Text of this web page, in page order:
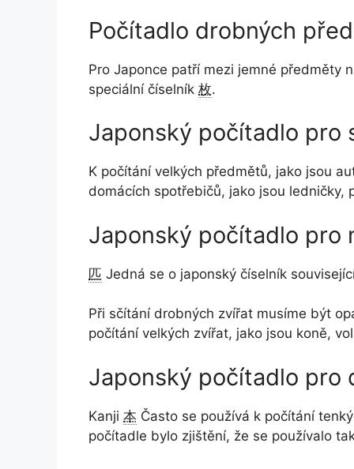
Počítadlo drobných
Pro Japonce patří mezi jemné předměty
speciální číselník 枚.
Japonský počítadlo pro
K počítání velkých předmětů, jako jsou
domácích spotřebičů, jako jsou ledničky,
Japonský počítadlo pro
匹 Jedná se o japonský číselník
Při sčítání drobných zvířat musíme být
počítání velkých zvířat, jako jsou koně,
Japonský počítadlo pro
Kanji 本 Často se používá k počítání
počítadle bylo zjištění, že se používalo